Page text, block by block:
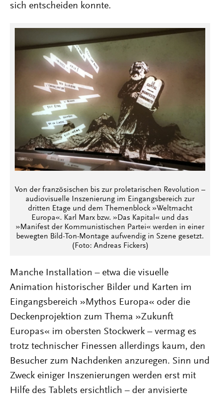
sich entscheiden konnte.
Von der französischen bis zur proletarischen Revolution –
audiovisuelle Inszenierung im Eingangsbereich zur
dritten Etage und dem Themenblock »Weltmacht
Europa«. Karl Marx bzw. »Das Kapital« und das
»Manifest der Kommunistischen Partei« werden in einer
bewegten Bild-Ton-Montage aufwendig in Szene gesetzt.
(Foto: Andreas Fickers)
Manche Installation – etwa die visuelle
Animation historischer Bilder und Karten im
Eingangsbereich »Mythos Europa« oder die
Deckenprojektion zum Thema »Zukunft
Europas« im obersten Stockwerk – vermag es
trotz technischer Finessen allerdings kaum, den
Besucher zum Nachdenken anzuregen. Sinn und
Zweck einiger Inszenierungen werden erst mit
Hilfe des Tablets ersichtlich – der anvisierte